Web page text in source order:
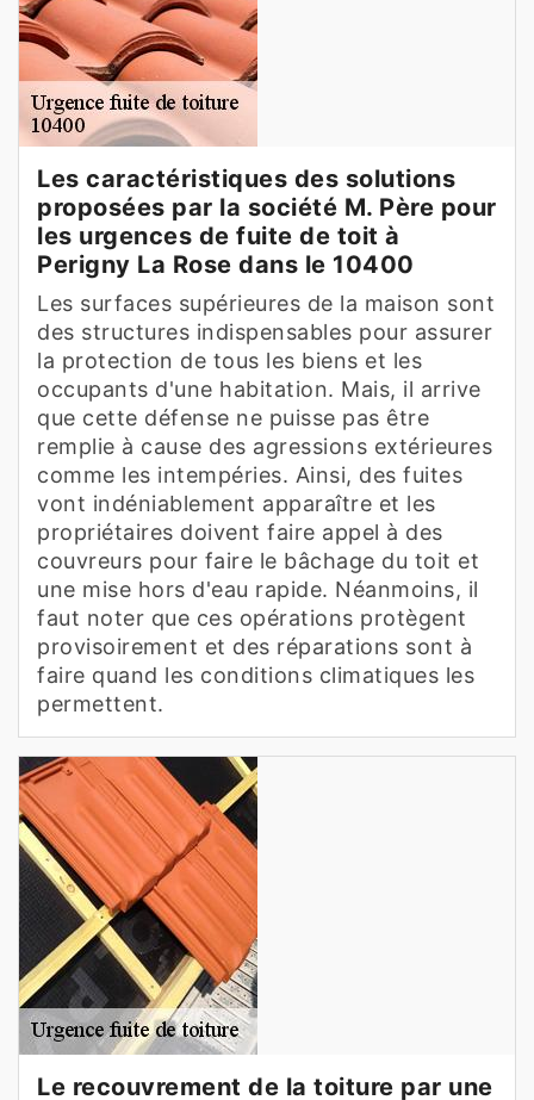
Les caractéristiques des solutions
proposées par la société M. Père pour
les urgences de fuite de toit à
Perigny La Rose dans le 10400
Les surfaces supérieures de la maison sont
des structures indispensables pour assurer
la protection de tous les biens et les
occupants d'une habitation. Mais, il arrive
que cette défense ne puisse pas être
remplie à cause des agressions extérieures
comme les intempéries. Ainsi, des fuites
vont indéniablement apparaître et les
propriétaires doivent faire appel à des
couvreurs pour faire le bâchage du toit et
une mise hors d'eau rapide. Néanmoins, il
faut noter que ces opérations protègent
provisoirement et des réparations sont à
faire quand les conditions climatiques les
permettent.
Le recouvrement de la toiture par une